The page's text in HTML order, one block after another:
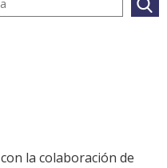
con la colaboración de